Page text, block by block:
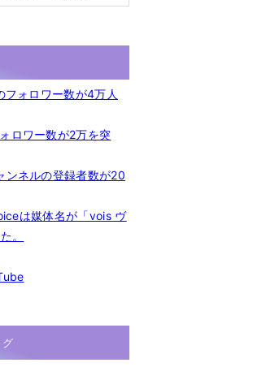
ォロワー数が4万人
ワー数が2万を突
ネルの登録者数が20
は媒体名が「vois ヴ
。